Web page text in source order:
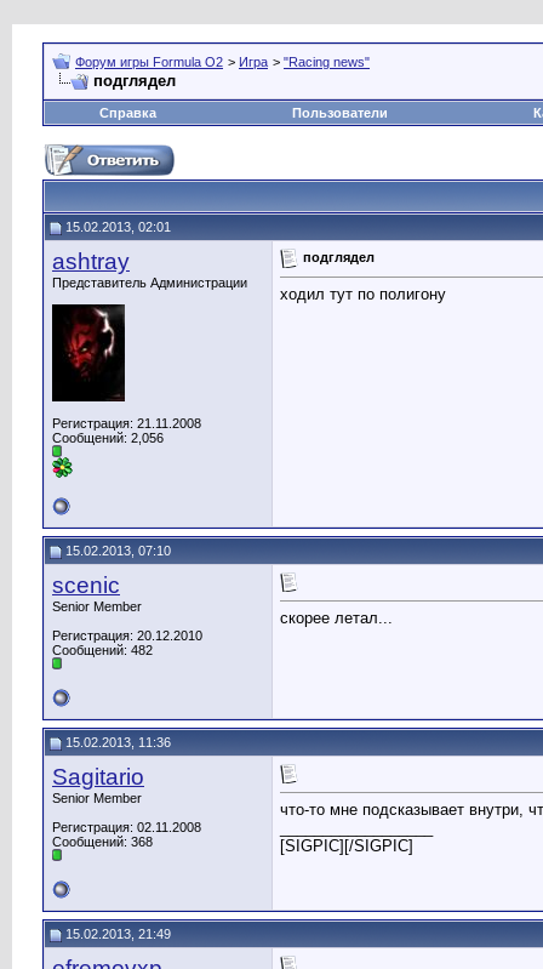
Форум игры Formula O2 > Игра > "Racing news"
подглядел
Справка Пользователи
15.02.2013, 02:01
ashtray
Представитель Администрации
Регистрация: 21.11.2008
Сообщений: 2,056
подглядел
ходил тут по полигону
15.02.2013, 07:10
scenic
Senior Member
Регистрация: 20.12.2010
Сообщений: 482
скорее летал...
15.02.2013, 11:36
Sagitario
Senior Member
Регистрация: 02.11.2008
Сообщений: 368
что-то мне подсказывает внутри,
[SIGPIC][/SIGPIC]
15.02.2013, 21:49